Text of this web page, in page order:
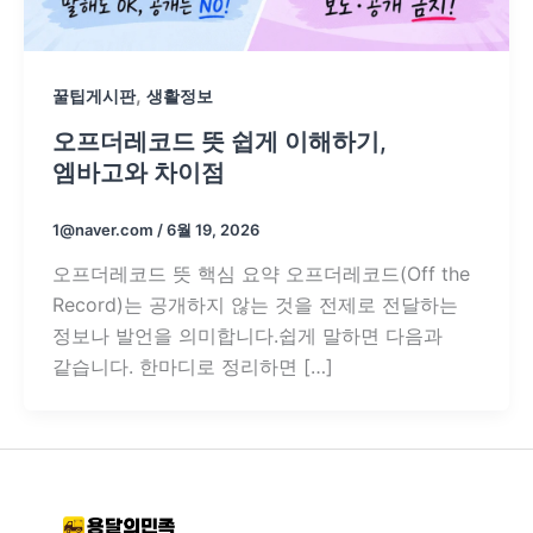
꿀팁게시판, 생활정보
오프더레코드 뜻 쉽게 이해하기,
엠바고와 차이점
1@naver.com /6월 19, 2026
오프더레코드 뜻 핵심 요약 오프더레코드(Off the
Record)는 공개하지 않는 것을 전제로 전달하는
정보나 발언을 의미합니다.쉽게 말하면 다음과
같습니다. 한마디로 정리하면 […]